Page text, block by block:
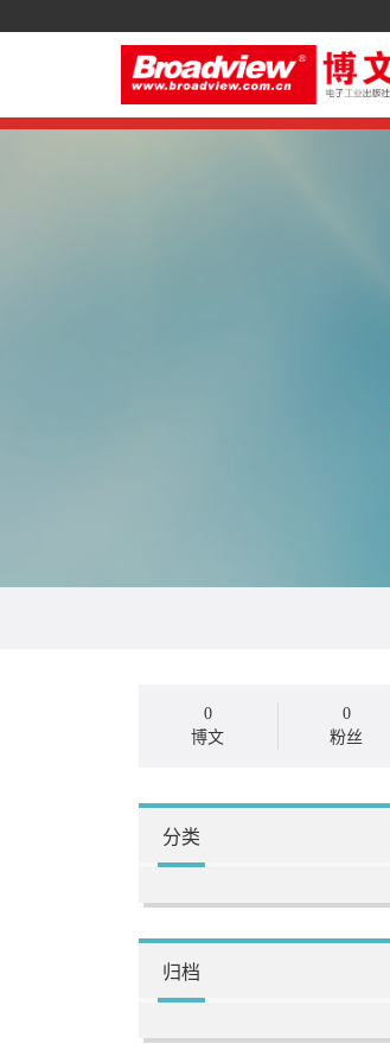
0
博文
0
粉丝
分类
归档